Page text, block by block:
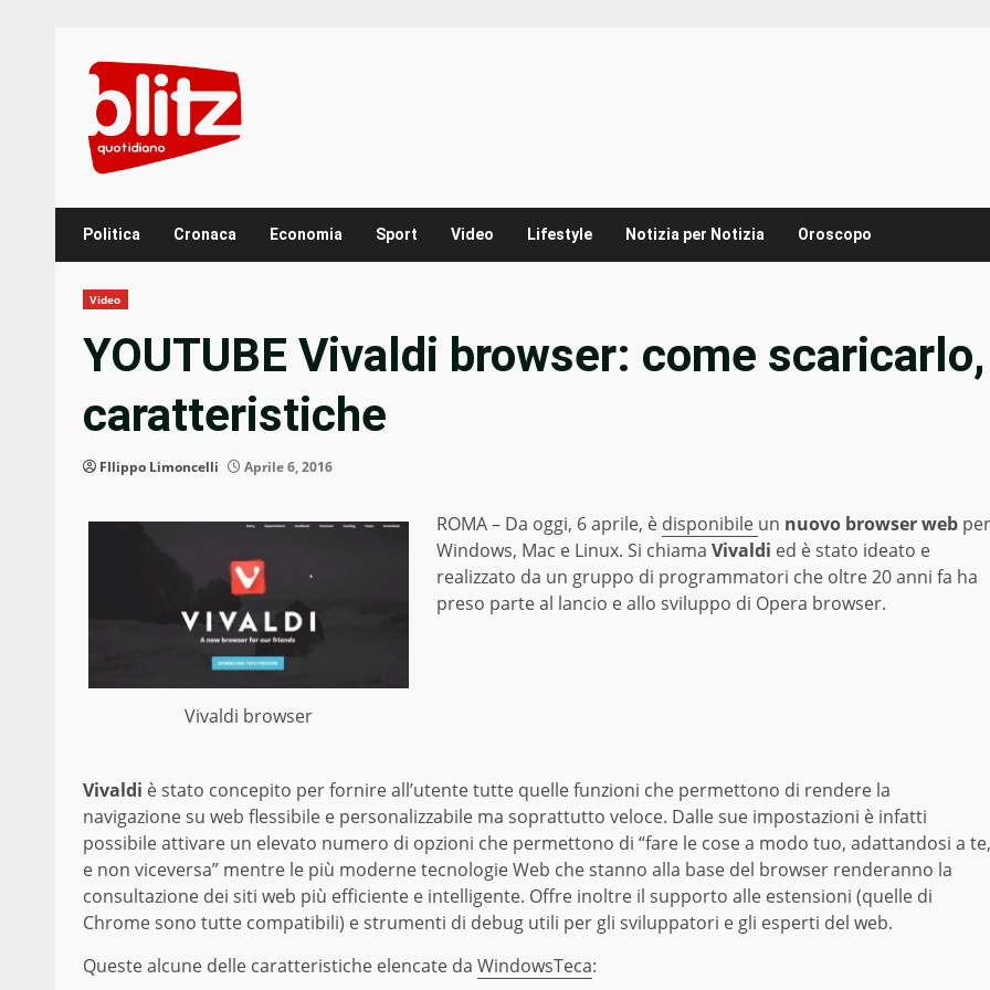
content
Politica Cronaca Economia Sport Video Lifestyle Notizia per Notizia Oroscopo
Video
YOUTUBE Vivaldi browser: come scaricarlo,
caratteristiche
FIlippo Limoncelli Aprile 6, 2016
Vivaldi browser
ROMA – Da oggi, 6 aprile, è disponibile un nuovo browser web per
Windows, Mac e Linux. Si chiama Vivaldi ed è stato ideato e
realizzato da un gruppo di programmatori che oltre 20 anni fa ha
preso parte al lancio e allo sviluppo di Opera browser.
Vivaldi è stato concepito per fornire all’utente tutte quelle funzioni che permettono di rendere la
navigazione su web flessibile e personalizzabile ma soprattutto veloce. Dalle sue impostazioni è infatti
possibile attivare un elevato numero di opzioni che permettono di “fare le cose a modo tuo, adattandosi a te,
e non viceversa” mentre le più moderne tecnologie Web che stanno alla base del browser renderanno la
consultazione dei siti web più efficiente e intelligente. Offre inoltre il supporto alle estensioni (quelle di
Chrome sono tutte compatibili) e strumenti di debug utili per gli sviluppatori e gli esperti del web.
Queste alcune delle caratteristiche elencate da WindowsTeca: